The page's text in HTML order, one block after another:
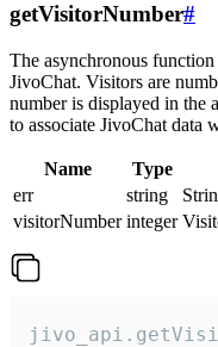
getVisitorNumber#
The asynchronous
JivoChat. Visitors are
number is displayed in the
to associate JivoChat data
Name Type
err
string
visitorNumber integer